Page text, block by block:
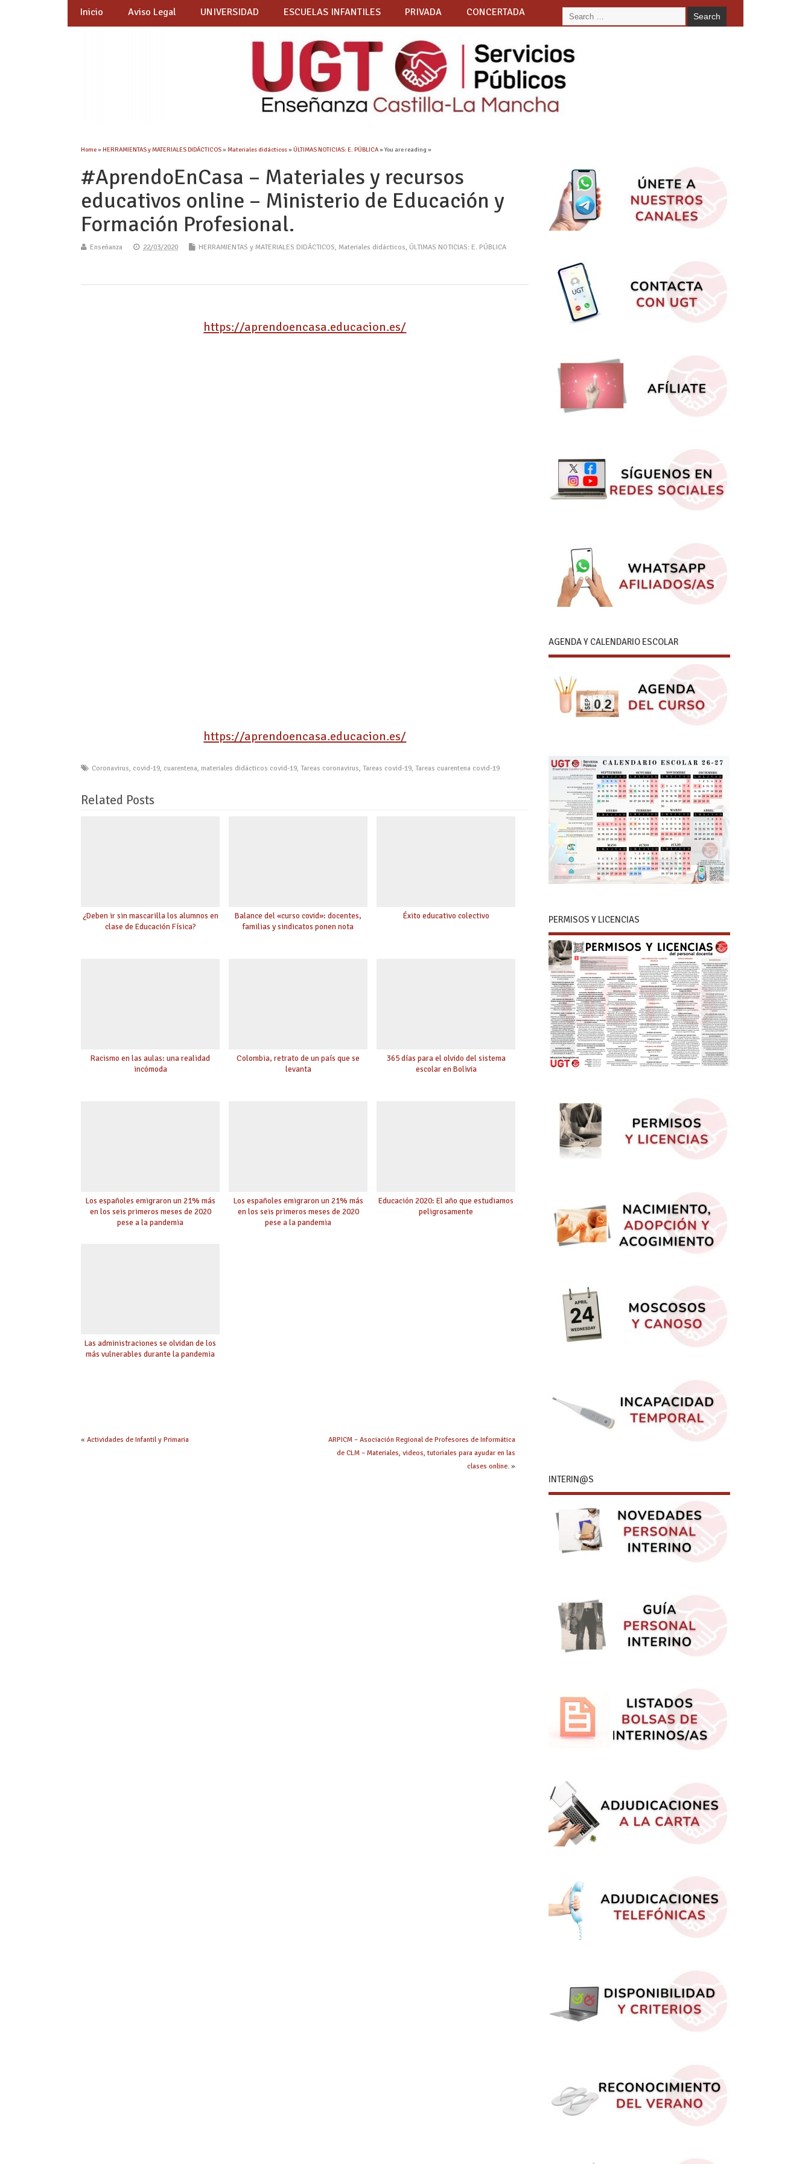
Inicio Aviso Legal UNIVERSIDAD ESCUELAS INFANTILES PRIVADA CONCERTADA
Home»HERRAMIENTAS y MATERIALES DIDÁCTICOS»Materiales didácticos»ÚLTIMAS NOTICIAS: E. PÚBLICA» You are reading »
#AprendoEnCasa – Materiales y recursos
educativos online – Ministerio de Educación y
Formación Profesional.
Enseñanza 22/03/2020 HERRAMIENTAS y MATERIALES DIDÁCTICOS,Materiales didácticos, ÚLTIMAS NOTICIAS: E. PÚBLICA
https://aprendoencasa.educacion.es/
https://aprendoencasa.educacion.es/
Coronavirus, covid-19, cuarentena, materiales didácticos covid-19,Tareas coronavirus,Tareas covid-19,Tareas cuarentena covid-19
Related Posts
¿Deben ir sin mascarilla los alumnos en
clase de Educación Física?
Balance del «curso covid»: docentes,
familias y sindicatos ponen nota
Éxito educativo colectivo
Racismo en las aulas: una realidad
incómoda
Colombia, retrato de un país que se
levanta
365 días para el olvido del sistema
escolar en Bolivia
Los españoles emigraron un 21% más
en los seis primeros meses de 2020
pese a la pandemia
Los españoles emigraron un 21% más
en los seis primeros meses de 2020
pese a la pandemia
Educación 2020: El año que estudiamos
peligrosamente
Las administraciones se olvidan de los
más vulnerables durante la pandemia
«Actividades de Infantil y Primaria
ARPICM – Asociación Regional de Profesores de Informática
de CLM – Materiales, videos, tutoriales para ayudar en las
clases online. »
AGENDA Y CALENDARIO ESCOLAR
PERMISOS Y LICENCIAS
INTERIN@S